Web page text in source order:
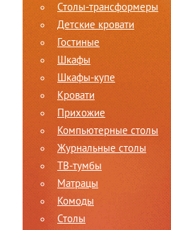
Столы-трансформеры
Детские кровати
Гостиные
Шкафы
Шкафы-купе
Кровати
Прихожие
Компьютерные столы
Журнальные столы
ТВ-тумбы
Матрацы
Комоды
Столы